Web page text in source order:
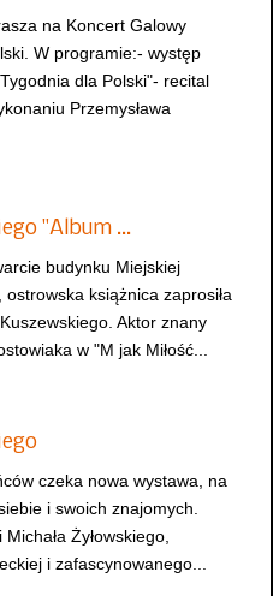
na Koncert Galowy
W programie:- występ
dla Polski"- recital
Przemysława
"Album …
budynku Miejskiej
książnica zaprosiła
Aktor znany
w "M jak Miłość...
czeka nowa wystawa, na
i swoich znajomych.
Żyłowskiego,
i zafascynowanego...